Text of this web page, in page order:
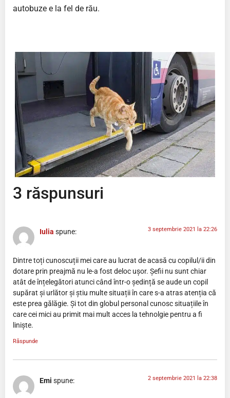
autobuze e la fel de rău.
3 răspunsuri
Iulia spune: 3 septembrie 2021 la 22:26
Dintre toți cunoscuții mei care au lucrat de acasă cu copilul/ii din
dotare prin preajmă nu le-a fost deloc ușor. Șefii nu sunt chiar
atât de înțelegători atunci când într-o ședință se aude un copil
supărat și urlător și știu multe situații în care s-a atras atenția că
este prea gălăgie. Și tot din globul personal cunosc situațiile în
care cei mici au primit mai mult acces la tehnolgie pentru a fi
liniște.
Răspunde
Emi spune: 2 septembrie 2021 la 22:38